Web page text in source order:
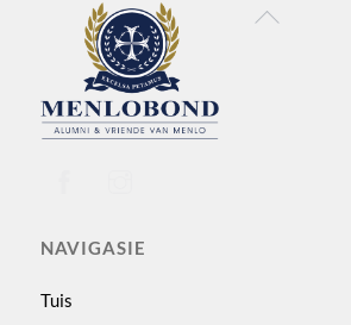
Back
NAVIGASIE
Tuis